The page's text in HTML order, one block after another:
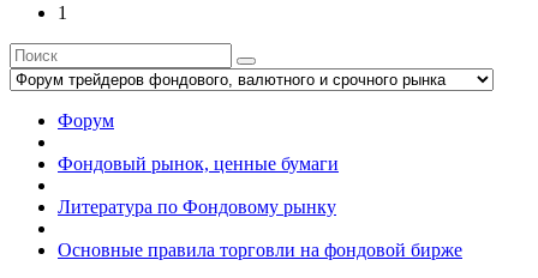
1
Форум
Фондовый рынок, ценные бумаги
Литература по Фондовому рынку
Основные правила торговли на фондовой бирже